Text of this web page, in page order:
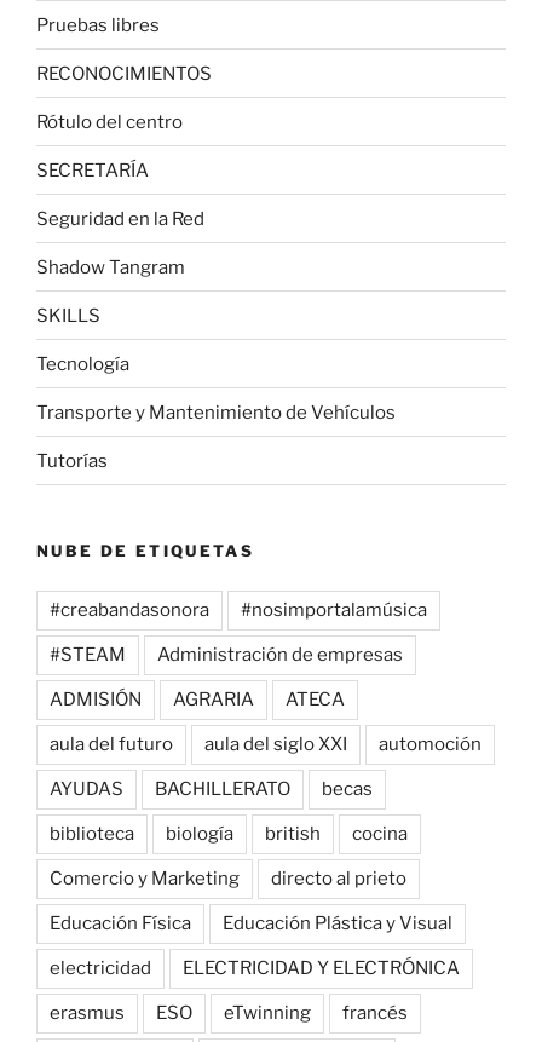
Pruebas libres
RECONOCIMIENTOS
Rótulo del centro
SECRETARÍA
Seguridad en la Red
Shadow Tangram
SKILLS
Tecnología
Transporte y Mantenimiento de Vehículos
Tutorías
NUBE DE ETIQUETAS
#creabandasonora #nosimportalamúsica
#STEAM Administración de empresas
ADMISIÓN AGRARIA ATECA
aula del futuro aula del siglo XXI automoción
AYUDAS BACHILLERATO becas
biblioteca biología british cocina
Comercio y Marketing directo al prieto
Educación Física Educación Plástica y Visual
electricidad ELECTRICIDAD Y ELECTRÓNICA
erasmus ESO eTwinning francés